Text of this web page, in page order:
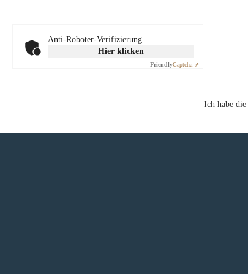
Anti-Roboter-Verifizierung
Hier klicken
FriendlyCaptcha ⇗
Ich habe die